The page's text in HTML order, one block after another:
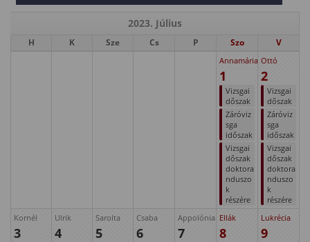
2023. Július
H K Sze Cs P Szo V
Annamária
1
Vizsgai
dőszak
Záróviz
sga
időszak
Vizsgai
dőszak
doktora
nduszo
k
részére
Ottó
2
Vizsgai
dőszak
Záróviz
sga
időszak
Vizsgai
dőszak
doktora
nduszo
k
részére
Kornél
3
Ulrik
4
Sarolta
5
Csaba
6
Appolónia
7
Ellák
8
Lukrécia
9